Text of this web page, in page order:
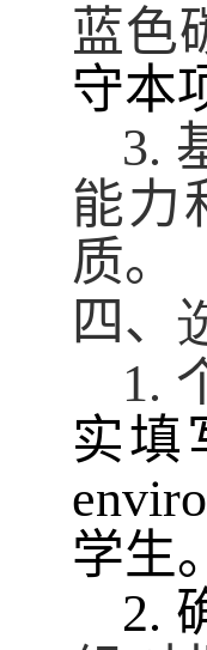
蓝色
守本
3.
能力
质。
四、
1.
实填
学生。
2.